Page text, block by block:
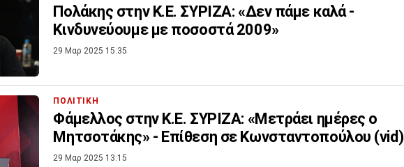
Πολάκης στην Κ.Ε. ΣΥΡΙΖΑ: «Δεν πάμε καλά -
Κινδυνεύουμε με ποσοστά 2009»
29 Μαρ 2025 15:35
ΠΟΛΙΤΙΚΗ
Φάμελλος στην Κ.Ε. ΣΥΡΙΖΑ: «Μετράει ημέρες ο
Μητσοτάκης» - Επίθεση σε Κωνσταντοπούλου (vid)
29 Μαρ 2025 13:15